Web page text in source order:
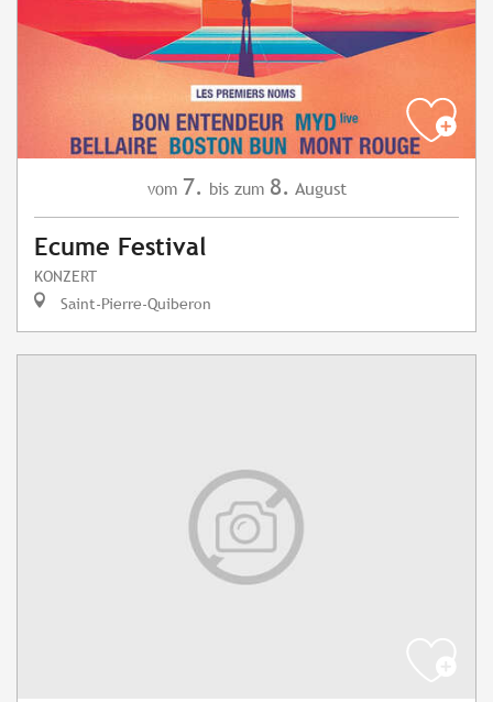
vom 7. bis zum 8. August
Ecume Festival
KONZERT
Saint-Pierre-Quiberon